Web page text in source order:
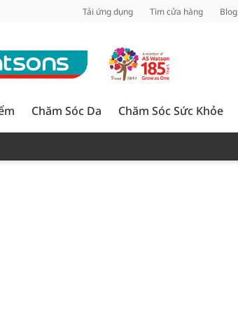
Tải ứng dụng Tìm cửa hàng Blog
Chăm Sóc Da Chăm Sóc Sức Khỏe